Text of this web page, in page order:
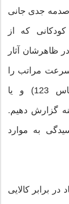
جدی جانی
که از
ظاهرشان آثار
مراتب را
به اورژانس اجتماعی (با شماره تماس 123) و یا
گزارش دهیم.
به موارد
برابر کالایی